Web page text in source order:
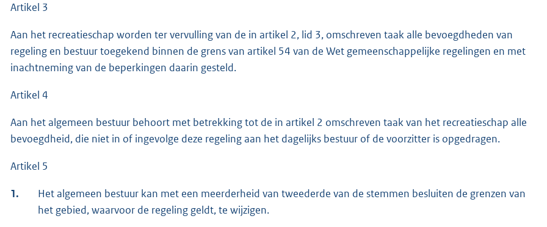
Artikel 3
Aan het recreatieschap worden ter vervulling van de in artikel 2, lid 3, omschreven taak alle bevoegdheden van
regeling en bestuur toegekend binnen de grens van artikel 54 van de Wet gemeenschappelijke regelingen en met
inachtneming van de beperkingen daarin gesteld.
Artikel 4
Aan het algemeen bestuur behoort met betrekking tot de in artikel 2 omschreven taak van het recreatieschap alle
bevoegdheid, die niet in of ingevolge deze regeling aan het dagelijks bestuur of de voorzitter is opgedragen.
Artikel 5
1.
Het algemeen bestuur kan met een meerderheid van tweederde van de stemmen besluiten de grenzen van
het gebied, waarvoor de regeling geldt, te wijzigen.